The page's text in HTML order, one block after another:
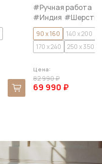
#Ручная работа
#Индия #Шерсть
90 x 160
140 x 200
170 x 240
250 x 350
Цена:
82 990 ₽
69 990 ₽